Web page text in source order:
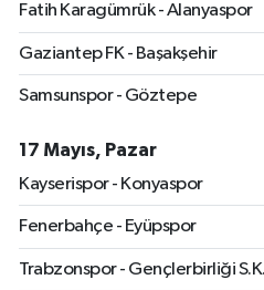
Fatih Karagümrük - Alanyaspor
Gaziantep FK - Başakşehir
Samsunspor - Göztepe
17 Mayıs, Pazar
Kayserispor - Konyaspor
Fenerbahçe - Eyüpspor
Trabzonspor - Gençlerbirliği S.K.